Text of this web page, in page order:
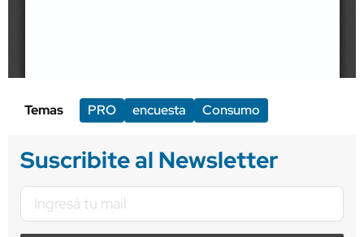
Temas PRO encuesta Consumo
Suscribite al Newsletter